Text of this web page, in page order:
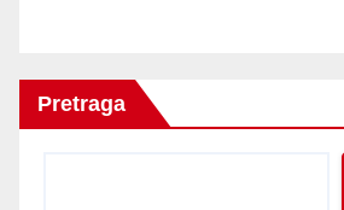
Pretraga